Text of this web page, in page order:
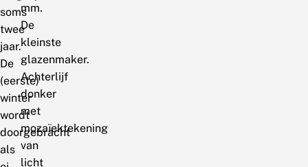
soms
twee
jaar.
De
(eerste)
winter
wordt
doorgebracht
als
mm.
De
kleinste
glazenmaker.
Achterlijf
donker
met
mozaïektekening
van
licht